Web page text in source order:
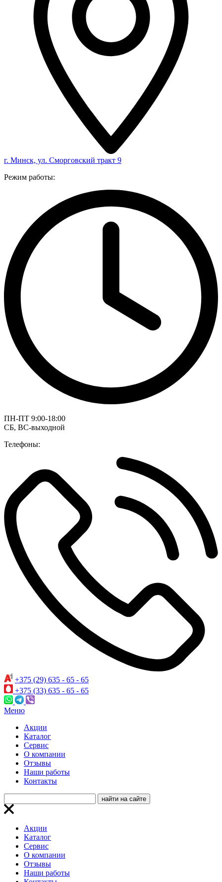
г. Минск, ул. Сморговский тракт 9
Режим работы:
ПН-ПТ 9:00-18:00
СБ, ВС-выходной
Телефоны:
+375 (29) 635 - 65 - 65
+375 (33) 635 - 65 - 65
Меню
Акции
Каталог
Сервис
О компании
Отзывы
Наши работы
Контакты
Акции
Каталог
Сервис
О компании
Отзывы
Наши работы